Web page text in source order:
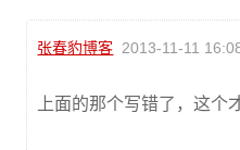
张春豹博客 2013-11-11
上面的那个写错了，这个